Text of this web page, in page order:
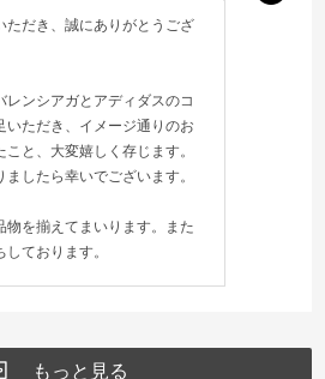
ただき、誠にありがとうござ
レンシアガとアディダスのコ
いただき、イメージ通りのお
と、大変嬉しく存じます。
したら幸いでございます。
物を揃えてまいります。また
ております。
もっと見る